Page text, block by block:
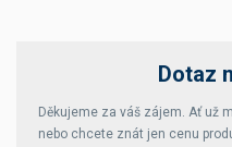
Dotaz
Děkujeme za váš zájem. Ať už
nebo chcete znát jen cenu